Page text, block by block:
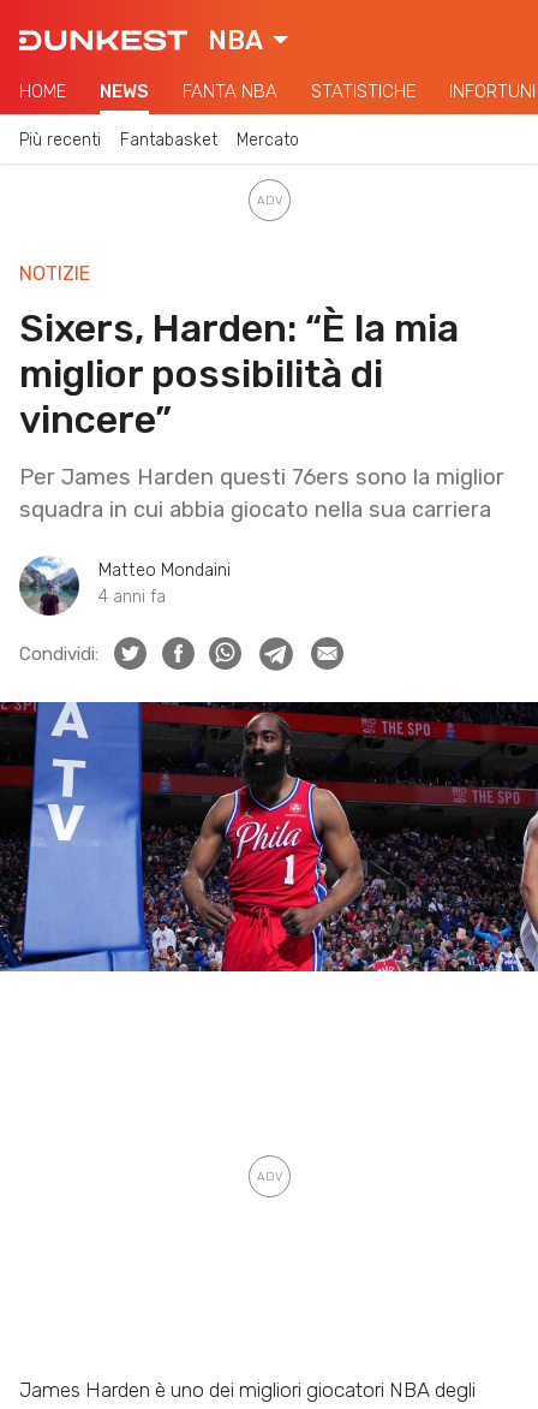
NBA
HOME NEWS FANTA NBA STATISTICHE INFORTUNI
Più recenti Fantabasket Mercato
NOTIZIE
Sixers, Harden: “È la mia
miglior possibilità di
vincere”
Per James Harden questi 76ers sono la miglior
squadra in cui abbia giocato nella sua carriera
Matteo Mondaini
4 anni fa
Condividi:
James Harden è uno dei migliori giocatori NBA degli